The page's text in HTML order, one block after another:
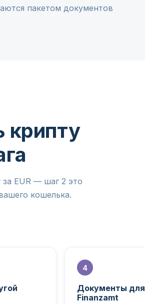
пакетом документов
крипту
за EUR — шаг 2 это
кошелька.
Документы для
Finanzamt